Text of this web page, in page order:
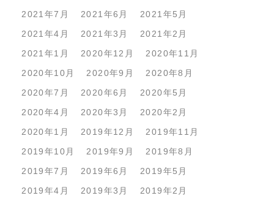
2021年7月
2021年6月
2021年5月
2021年4月
2021年3月
2021年2月
2021年1月
2020年12月
2020年11月
2020年10月
2020年9月
2020年8月
2020年7月
2020年6月
2020年5月
2020年4月
2020年3月
2020年2月
2020年1月
2019年12月
2019年11月
2019年10月
2019年9月
2019年8月
2019年7月
2019年6月
2019年5月
2019年4月
2019年3月
2019年2月